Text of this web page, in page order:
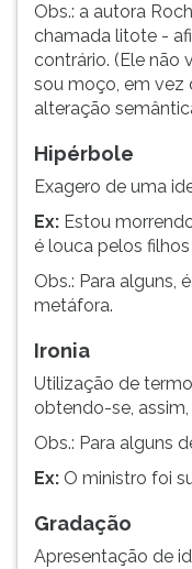
Obs.: a autora
chamada litote -
contrário. (Ele não
sou moço, em vez
alteração
Hipérbole
Exagero de uma
Ex: Estou
é louca pelos
Obs.: Para alguns,
metáfora.
Ironia
Utilização de
obtendo-se,
Obs.: Para alguns
Ex: O ministro foi
Gradação
Apresentação de